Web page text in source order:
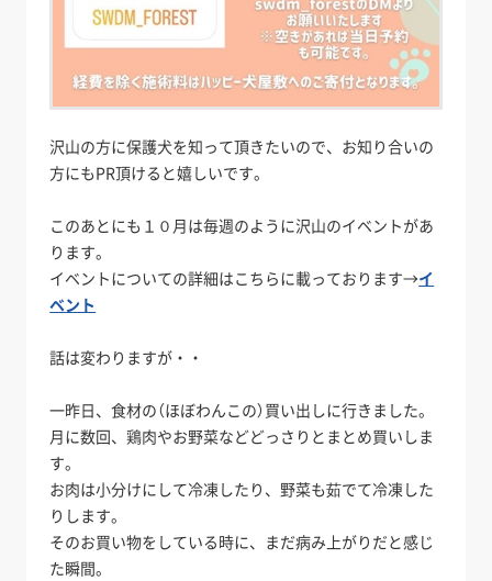
沢山の方に保護犬を知って頂きたいので、お知り合いの
方にもPR頂けると嬉しいです。
このあとにも１０月は毎週のように沢山のイベントがあ
ります。
イベントについての詳細はこちらに載っております→イ
ベント
話は変わりますが・・
一昨日、食材の（ほぼわんこの）買い出しに行きました。
月に数回、鶏肉やお野菜などどっさりとまとめ買いしま
す。
お肉は小分けにして冷凍したり、野菜も茹でて冷凍した
りします。
そのお買い物をしている時に、まだ病み上がりだと感じ
た瞬間。